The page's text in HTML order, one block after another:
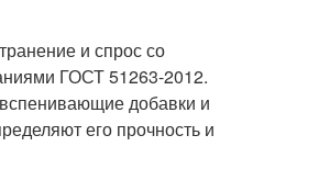
и спрос со
ГОСТ 51263-2012.
добавки и
его прочность и